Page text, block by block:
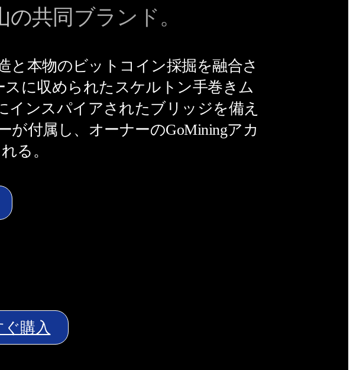
共同ブランド。
と本物のビットコイン採掘を融合さ
に収められたスケルトン手巻きム
インスパイアされたブリッジを備え
が付属し、オーナーのGoMiningアカ
る。
購入